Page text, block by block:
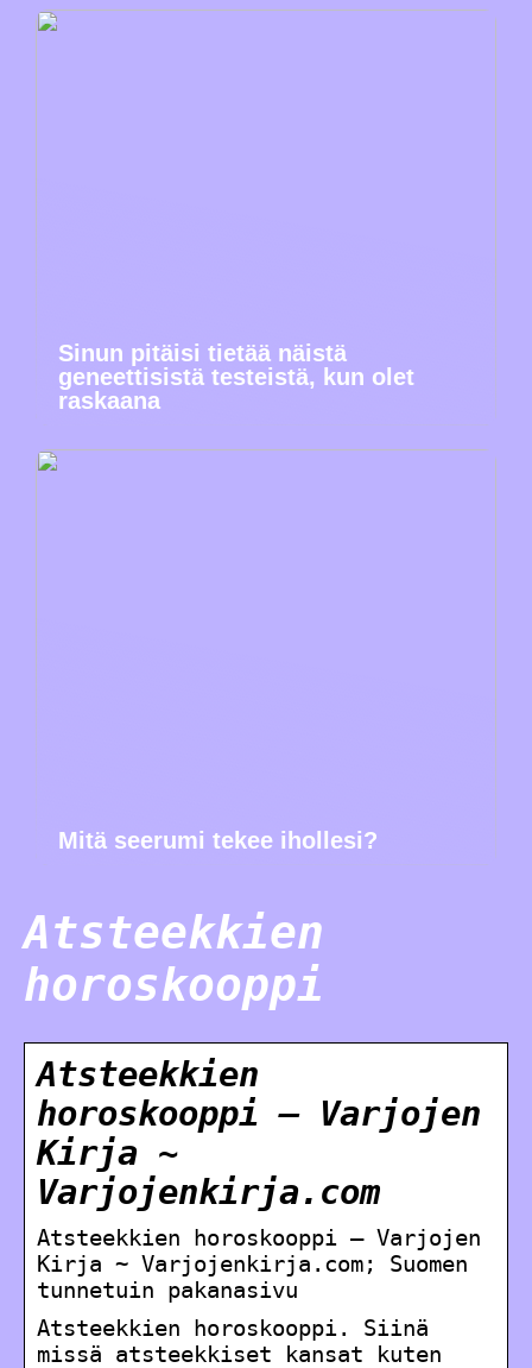
Sinun pitäisi tietää näistä
geneettisistä testeistä, kun olet
raskaana
Mitä seerumi tekee ihollesi?
Atsteekkien
horoskooppi
Atsteekkien
horoskooppi – Varjojen
Kirja ~
Varjojenkirja.com
Atsteekkien horoskooppi – Varjojen
Kirja ~ Varjojenkirja.com; Suomen
tunnetuin pakanasivu
Atsteekkien horoskooppi. Siinä
missä atsteekkiset kansat kuten